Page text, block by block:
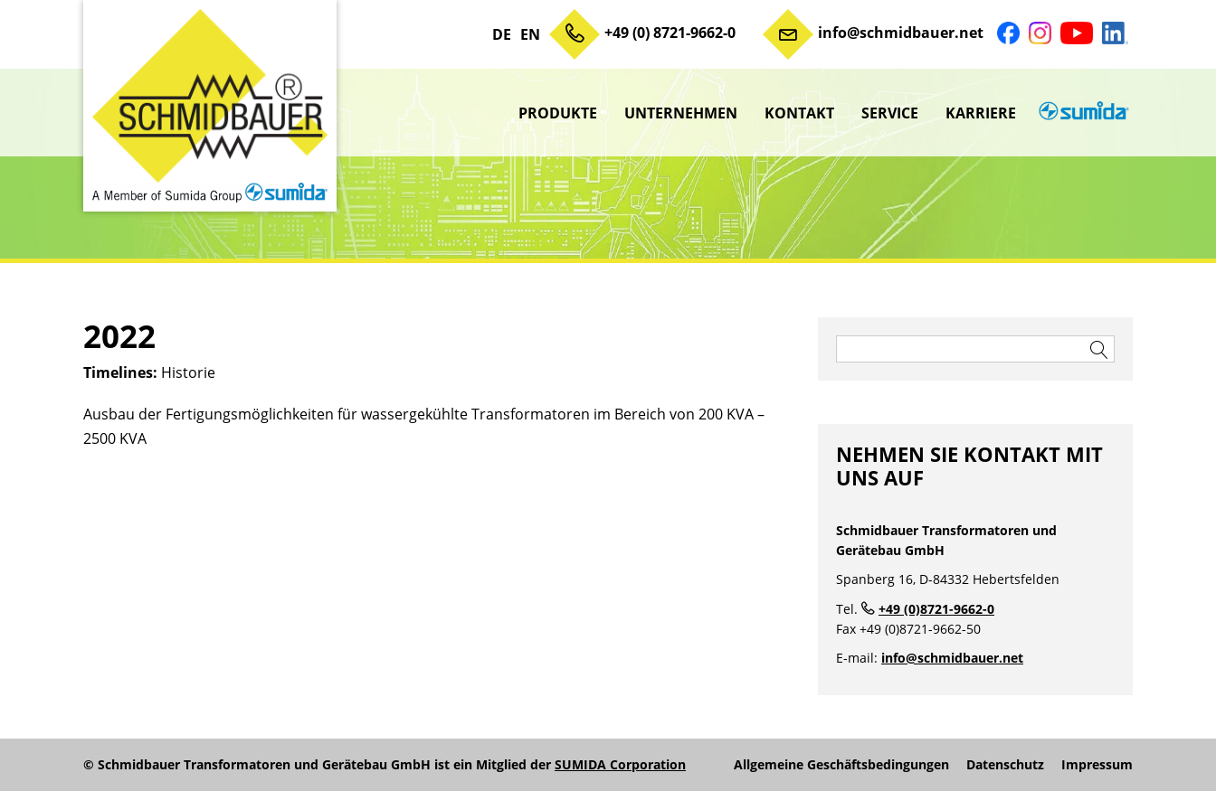
DE EN +49 (0) 8721-9662-0 info@schmidbauer.net
Zum Inhalt springen
PRODUKTE
Untermenü
anzeigen
Untermenü
anzeigen
Untermenü
anzeigen
UNTERNEHMEN KONTAKT SERVICE
Untermenü
KARRIERE SUMIDA
2022
Timelines: Historie
Ausbau der Fertigungsmöglichkeiten für wassergekühlte Transformatoren im Bereich von 200 KVA –
2500 KVA
nach:
NEHMEN SIE KONTAKT MIT
UNS AUF
Schmidbauer Transformatoren und
Gerätebau GmbH
Spanberg 16, D-84332 Hebertsfelden
Tel.
+49 (0)8721-9662-0
Fax +49 (0)8721-9662-50
E-mail: info@schmidbauer.net
© Schmidbauer Transformatoren und Gerätebau GmbH ist ein Mitglied der SUMIDA Corporation Allgemeine Geschäftsbedingungen Datenschutz Impressum